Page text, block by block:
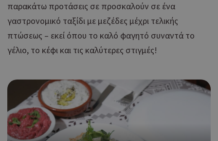
παρακάτω προτάσεις σε προσκαλούν σε ένα
γαστρονομικό ταξίδι με μεζέδες μέχρι τελικής
πτώσεως – εκεί όπου το καλό φαγητό συναντά το
γέλιο, το κέφι και τις καλύτερες στιγμές!